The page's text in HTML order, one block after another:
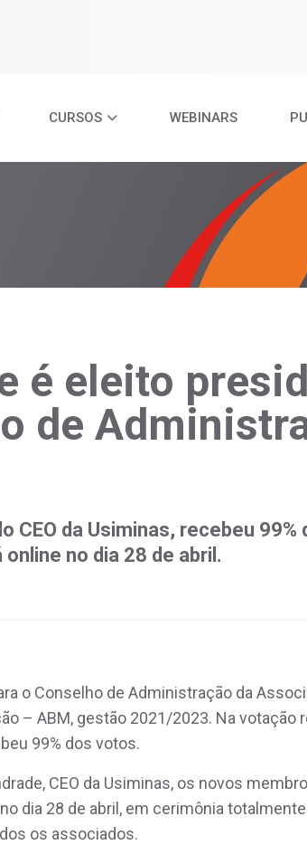
CURSOS WEBINARS
é eleito
de
CEO da Usiminas, recebeu
no dia 28 de abril.
o Conselho de Administração da
– ABM, gestão 2021/2023. Na votação
99% dos votos.
CEO da Usiminas, os novos
dia 28 de abril, em cerimônia
os associados.